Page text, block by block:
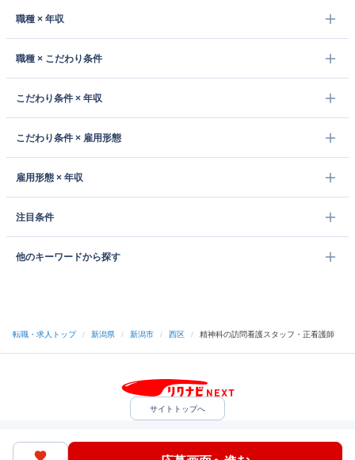
職種 × 年収
職種 × こだわり条件
こだわり条件 × 年収
こだわり条件 × 雇用形態
雇用形態 × 年収
注目条件
他のキーワードから探す
転職・求人トップ / 新潟県 / 新潟市 / 西区 / 精神科の訪問看護スタッフ・正看護師
サイトトップへ
中途採用をご検討の企業様
ヘルプ・お問い合わせ